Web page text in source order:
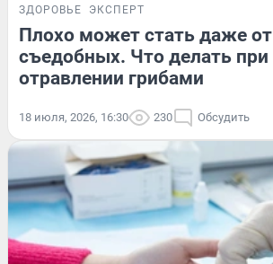
ЗДОРОВЬЕ ЭКСПЕРТ
Плохо может стать даже от
съедобных. Что делать при
отравлении грибами
18 июля, 2026, 16:30 230 Обсудить